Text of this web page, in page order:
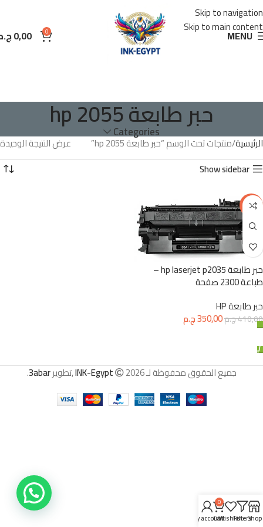
Skip to navigation
Skip to main content
MENU
0
0,00
حبر طابعة hp 2055
Categories
الرئيسية منتجات تحت الوسم “حبر طابعة hp 2055”
عرض النتيجة الوحيدة
Show sidebar
-15%
حبر طابعة hp laserjet p2035 –
طباعة 2300 صفحة
حبر طابعة HP
410,00ج.م350,00ج.م
جميع الحقوق محفوظة لـ INK-Egypt 2026 ,تطوير 3abar
.
Shop
Filters
Wishlist
0
Cart
My account